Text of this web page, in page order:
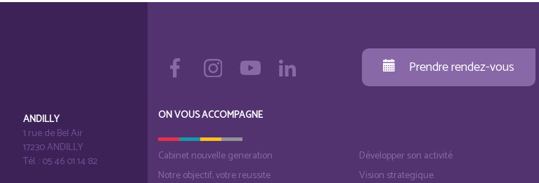
ANDILLY
1 rue de Bel Air
17230 ANDILLY
Tél. : 05 46 01 14 82
Prendre rendez-vous
ON VOUS ACCOMPAGNE
Cabinet nouvelle generation
Notre objectif, votre reussite
Développer son activité
Vision strategique